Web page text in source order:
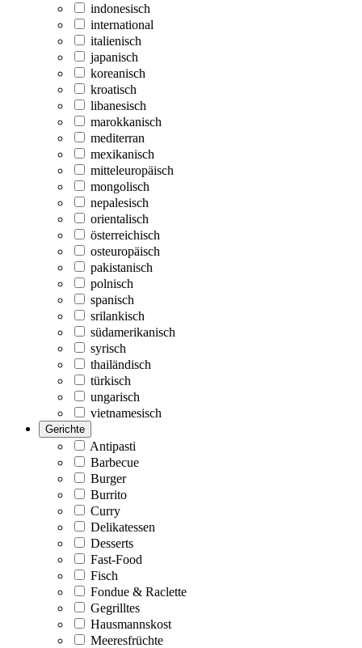
indonesisch
international
italienisch
japanisch
koreanisch
kroatisch
libanesisch
marokkanisch
mediterran
mexikanisch
mitteleuropäisch
mongolisch
nepalesisch
orientalisch
österreichisch
osteuropäisch
pakistanisch
polnisch
spanisch
srilankisch
südamerikanisch
syrisch
thailändisch
türkisch
ungarisch
vietnamesisch
Gerichte
Antipasti
Barbecue
Burger
Burrito
Curry
Delikatessen
Desserts
Fast-Food
Fisch
Fondue & Raclette
Gegrilltes
Hausmannskost
Meeresfrüchte